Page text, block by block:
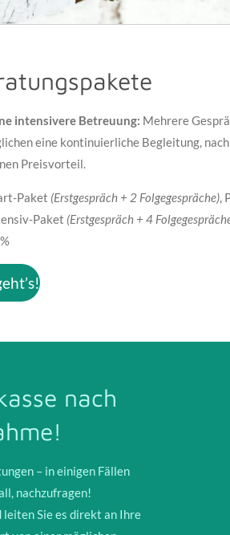
intensivere Betreuung: Mehrere
eine kontinuierliche Begleitung,
Preisvorteil.
Paket (Erstgespräch + 2 Folgegespräche),
Paket (Erstgespräch + 4
nach
– in einigen Fällen
nachzufragen!
leiten Sie es direkt an Ihre